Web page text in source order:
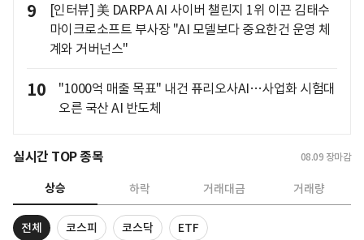
9
[인터뷰] 美 DARPA AI 사이버 챌린지 1위 이끈 김태수
마이크로소프트 부사장 "AI 모델보다 중요한건 운영 체
계와 거버넌스"
10
"1000억 매출 목표" 내건 퓨리오사AI…사업화 시험대
오른 국산 AI 반도체
실시간 TOP 종목 08.09 장마감
상승 하락 거래대금 거래량
전체 코스피 코스닥 ETF